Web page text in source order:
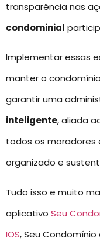
transparência nas
condominial
Implementar essas
manter o
garantir uma
inteligente, aliada
todos os moradores
organizado e
Tudo isso e muito
aplicativo Seu
IOS, Seu